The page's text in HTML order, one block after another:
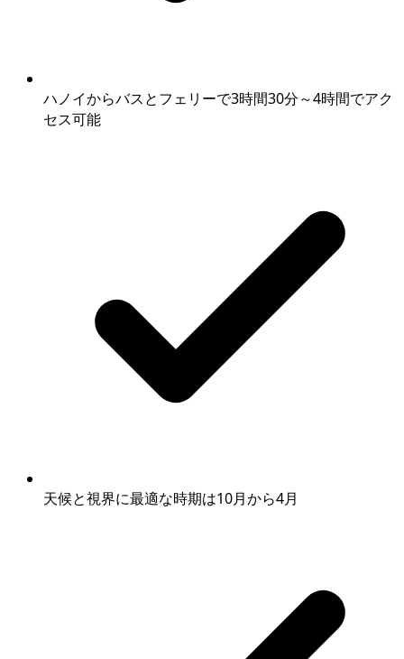
ハノイからバスとフェリーで3時間30分～4時間でアク
セス可能
天候と視界に最適な時期は10月から4月